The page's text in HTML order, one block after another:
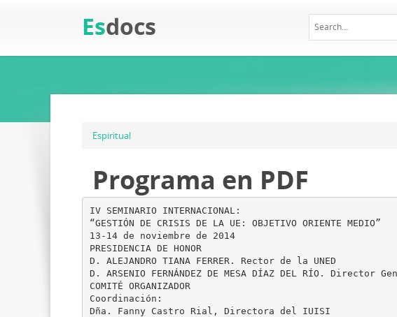
Esdocs
Espiritual
Programa en PDF
IV SEMINARIO INTERNACIONAL:
“GESTIÓN DE CRISIS DE LA UE: OBJETIVO ORIENTE MEDIO”
13-14 de noviembre de 2014
PRESIDENCIA DE HONOR
D. ALEJANDRO TIANA FERRER. Rector de la UNED
D. ARSENIO FERNÁNDEZ DE MESA DÍAZ DEL RÍO.
COMITÉ ORGANIZADOR
Coordinación:
Dña. Fanny Castro Rial, Directora del IUISI